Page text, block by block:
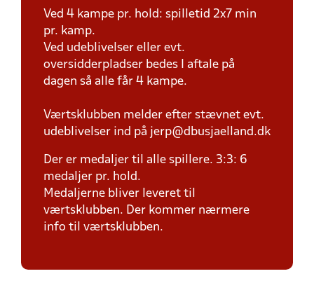
Ved 4 kampe pr. hold: spilletid 2x7 min
pr. kamp.
Ved udeblivelser eller evt.
oversidderpladser bedes I aftale på
dagen så alle får 4 kampe.
Værtsklubben melder efter stævnet evt.
udeblivelser ind på jerp@dbusjaelland.dk
Der er medaljer til alle spillere. 3:3: 6
medaljer pr. hold.
Medaljerne bliver leveret til
værtsklubben. Der kommer nærmere
info til værtsklubben.